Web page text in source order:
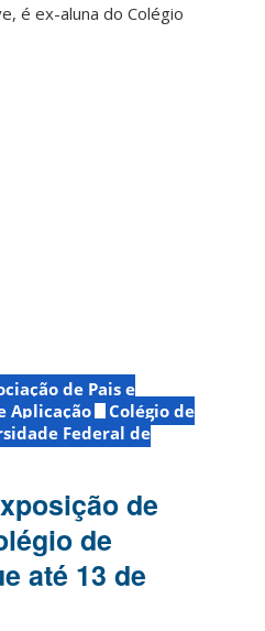
é ex-aluna do Colégio
de Pais e
Aplicação
Colégio de
Federal de
de
de
até 13 de